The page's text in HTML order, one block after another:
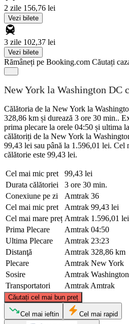
2 zile 156,76 lei
Vezi bilete
3 zile 102,37 lei
Vezi bilete
Rămâneți pe Booking.com Căutați
New York la Washington DC
Călătoria de la New York la
328,86 km și durează 3 ore 30 min..
prima plecare la orele 04:50 și ultima
călătoriți de la New York la
99,43 lei sau până la 1.596,01 lei. Cel
călătorie este 99,43 lei.
Cel mai mic pret
99,43 lei
Durata călătoriei
3 ore 30 min.
Conexiune pe zi
Amtrak 36
Cel mai mic pret
Amtrak 99,43 lei
Cel mai mare preț Amtrak 1.596,01 lei
Prima Plecare
Amtrak 04:50
Ultima Plecare
Amtrak 23:23
Distanţă
Amtrak 328,86 km
Plecare
Amtrak New York
Sosire
Amtrak
Transportatori
Amtrak Amtrak
Căutați cel mai bun preț
Cel mai ieftin Cel mai rapid